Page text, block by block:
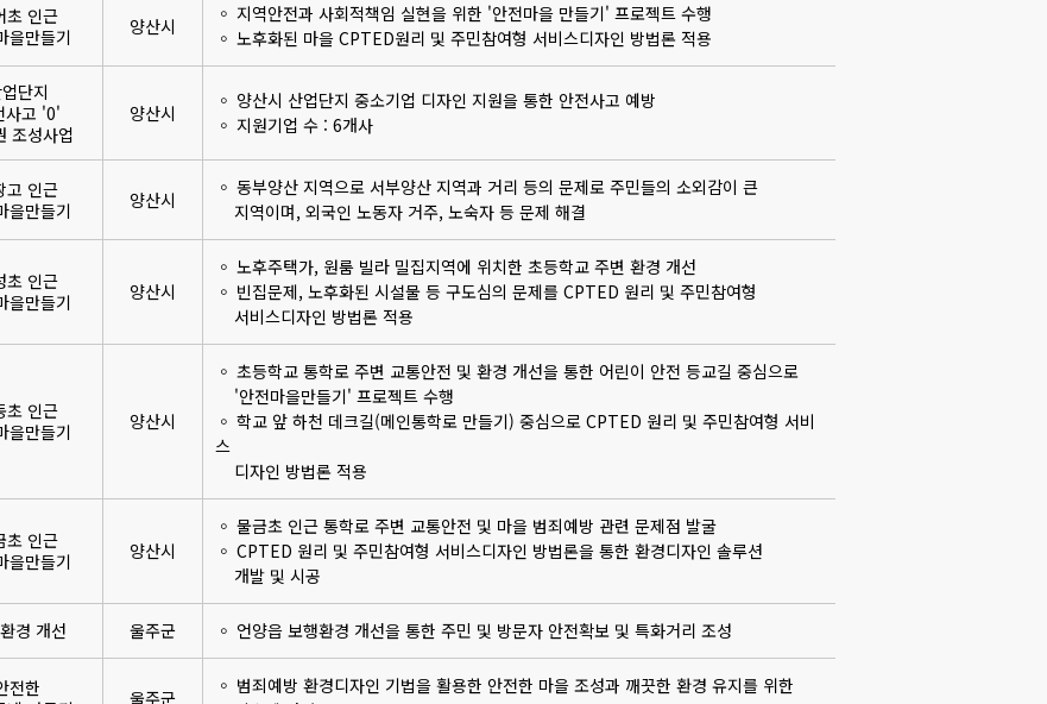
초 인근
을만들기
양산시
◦ 지역안전과 사회적책임 실현을 위한 '안전마을 만들기' 프로젝트 수행
◦ 노후화된 마을 CPTED원리 및 주민참여형 서비스디자인 방법론 적용
단지
사고 '0'
조성사업
양산시
◦ 양산시 산업단지 중소기업 디자인 지원을 통한 안전사고 예방
◦ 지원기업 수 : 6개사
고 인근
을만들기
양산시
◦ 동부양산 지역으로 서부양산 지역과 거리 등의 문제로 주민들의 소외감이 큰
지역이며, 외국인 노동자 거주, 노숙자 등 문제 해결
초 인근
을만들기
양산시
◦ 노후주택가, 원룸 빌라 밀집지역에 위치한 초등학교 주변 환경 개선
◦ 빈집문제, 노후화된 시설물 등 구도심의 문제를 CPTED 원리 및 주민참여형
서비스디자인 방법론 적용
초 인근
을만들기
양산시
◦ 초등학교 통학로 주변 교통안전 및 환경 개선을 통한 어린이 안전 등교길 중심으로
'안전마을만들기' 프로젝트 수행
◦ 학교 앞 하천 데크길(메인통학로 만들기) 중심으로 CPTED 원리 및 주민참여형 서비
스
디자인 방법론 적용
초 인근
을만들기
양산시
◦ 물금초 인근 통학로 주변 교통안전 및 마을 범죄예방 관련 문제점 발굴
◦ CPTED 원리 및 주민참여형 서비스디자인 방법론을 통한 환경디자인 솔루션
개발 및 시공
경 개선 울주군 ◦ 언양읍 보행환경 개선을 통한 주민 및 방문자 안전확보 및 특화거리 조성
전한
울주군
◦ 범죄예방 환경디자인 기법을 활용한 안전한 마을 조성과 깨끗한 환경 유지를 위한